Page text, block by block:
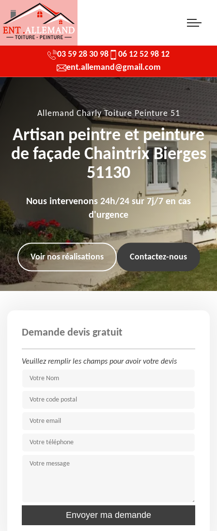
03 59 28 30 98
06 12 52 98 12
ent.allemand@gmail.com
Allemand Charly Toiture Peinture 51
Artisan peintre et peinture
de façade Chaintrix Bierges
51130
Nous intervenons 24h/24 sur 7j/7 en cas
d'urgence
Voir nos réalisations Contactez-nous
Demande devis gratuit
Veuillez remplir les champs pour avoir votre devis